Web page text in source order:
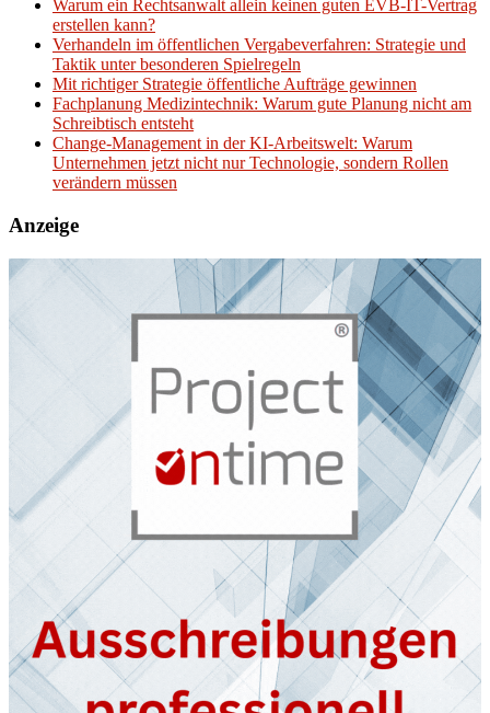
Warum ein Rechtsanwalt allein keinen guten EVB-IT-Vertrag
erstellen kann?
Verhandeln im öffentlichen Vergabeverfahren: Strategie und
Taktik unter besonderen Spielregeln
Mit richtiger Strategie öffentliche Aufträge gewinnen
Fachplanung Medizintechnik: Warum gute Planung nicht am
Schreibtisch entsteht
Change-Management in der KI-Arbeitswelt: Warum
Unternehmen jetzt nicht nur Technologie, sondern Rollen
verändern müssen
Anzeige